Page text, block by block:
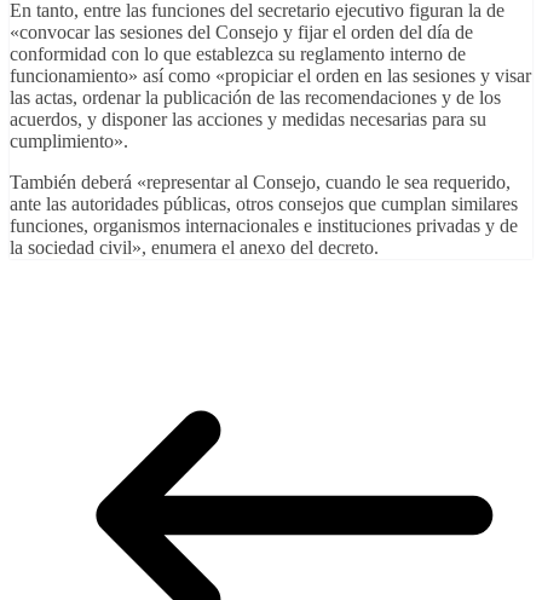
En tanto, entre las funciones del secretario ejecutivo figuran la de
«convocar las sesiones del Consejo y fijar el orden del día de
conformidad con lo que establezca su reglamento interno de
funcionamiento» así como «propiciar el orden en las sesiones y visar
las actas, ordenar la publicación de las recomendaciones y de los
acuerdos, y disponer las acciones y medidas necesarias para su
cumplimiento».
También deberá «representar al Consejo, cuando le sea requerido,
ante las autoridades públicas, otros consejos que cumplan similares
funciones, organismos internacionales e instituciones privadas y de
la sociedad civil», enumera el anexo del decreto.